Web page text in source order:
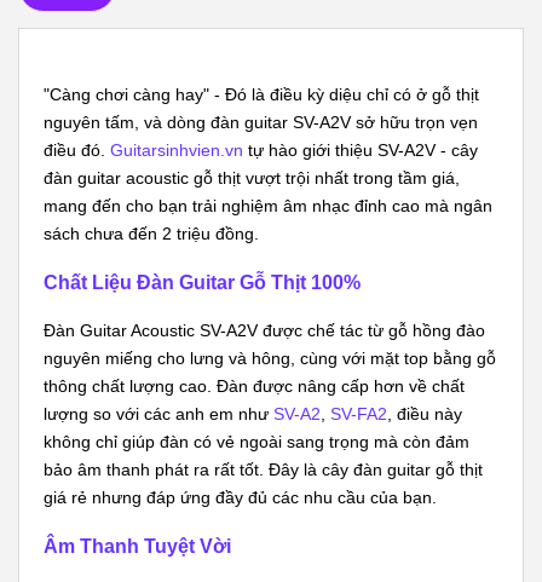
"Càng chơi càng hay" - Đó là điều kỳ diệu chỉ có ở gỗ thịt
nguyên tấm, và dòng đàn guitar SV-A2V sở hữu trọn vẹn
điều đó. Guitarsinhvien.vn tự hào giới thiệu SV-A2V - cây
đàn guitar acoustic gỗ thịt vượt trội nhất trong tầm giá,
mang đến cho bạn trải nghiệm âm nhạc đỉnh cao mà ngân
sách chưa đến 2 triệu đồng.
Chất Liệu Đàn Guitar Gỗ Thịt 100%
Đàn Guitar Acoustic SV-A2V được chế tác từ gỗ hồng đào
nguyên miếng cho lưng và hông, cùng với mặt top bằng gỗ
thông chất lượng cao. Đàn được nâng cấp hơn về chất
lượng so với các anh em như SV-A2, SV-FA2, điều này
không chỉ giúp đàn có vẻ ngoài sang trọng mà còn đảm
bảo âm thanh phát ra rất tốt. Đây là cây đàn guitar gỗ thịt
giá rẻ nhưng đáp ứng đầy đủ các nhu cầu của bạn.
Âm Thanh Tuyệt Vời